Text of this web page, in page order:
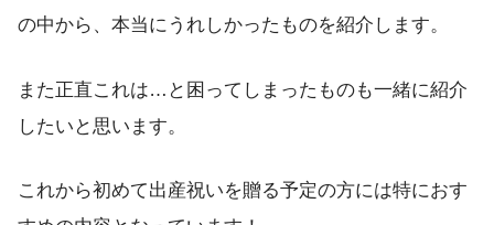
の中から、本当にうれしかったものを紹介します。
また正直これは…と困ってしまったものも一緒に紹介
したいと思います。
これから初めて出産祝いを贈る予定の方には特におす